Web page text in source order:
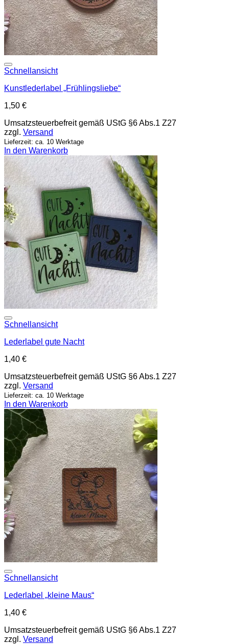
Schnellansicht
Kunstlederlabel „Frühlingsliebe“
1,50 €
Umsatzsteuerbefreit gemäß UStG §6 Abs.1 Z27
zzgl. Versand
Lieferzeit: ca. 10 Werktage
In den Warenkorb
Schnellansicht
Lederlabel gute Nacht
1,40 €
Umsatzsteuerbefreit gemäß UStG §6 Abs.1 Z27
zzgl. Versand
Lieferzeit: ca. 10 Werktage
In den Warenkorb
Schnellansicht
Lederlabel „kleine Maus“
1,40 €
Umsatzsteuerbefreit gemäß UStG §6 Abs.1 Z27
zzgl. Versand